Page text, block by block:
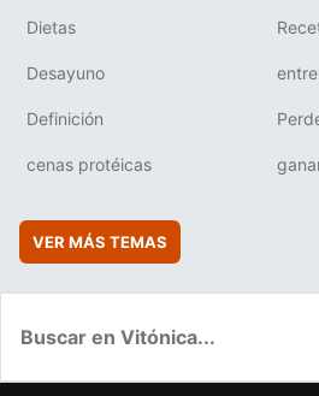
Dietas
Desayuno
Definición
cenas protéicas
VER MÁS TEMAS